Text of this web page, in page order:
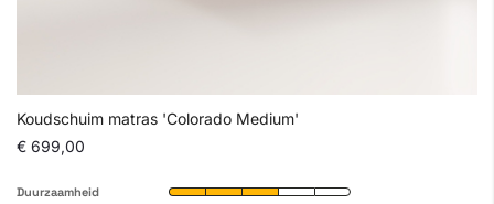
Koudschuim matras 'Colorado Medium'
€ 699,00
Duurzaamheid